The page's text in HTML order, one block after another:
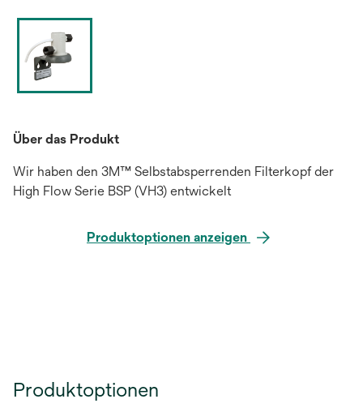
Über das Produkt
Wir haben den 3M™ Selbstabsperrenden Filterkopf der
High Flow Serie BSP (VH3) entwickelt
Produktoptionen anzeigen
Produktoptionen